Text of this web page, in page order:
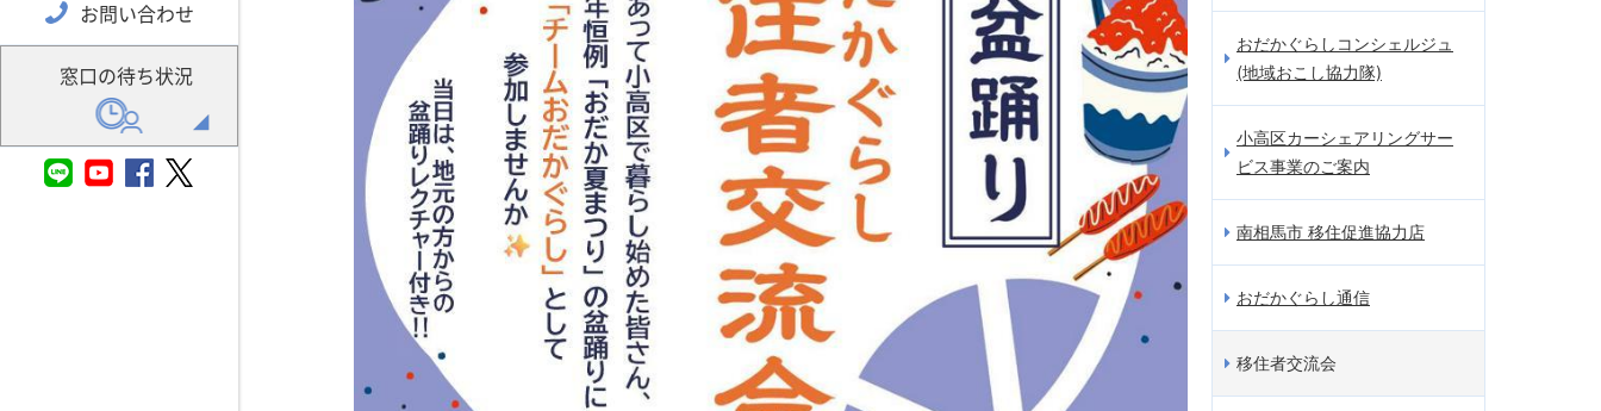
お問い合わせ
窓口の待ち状況
おだかぐらしコンシェルジュ
(地域おこし協力隊)
小高区カーシェアリングサー
ビス事業のご案内
南相馬市 移住促進協力店
おだかぐらし通信
移住者交流会